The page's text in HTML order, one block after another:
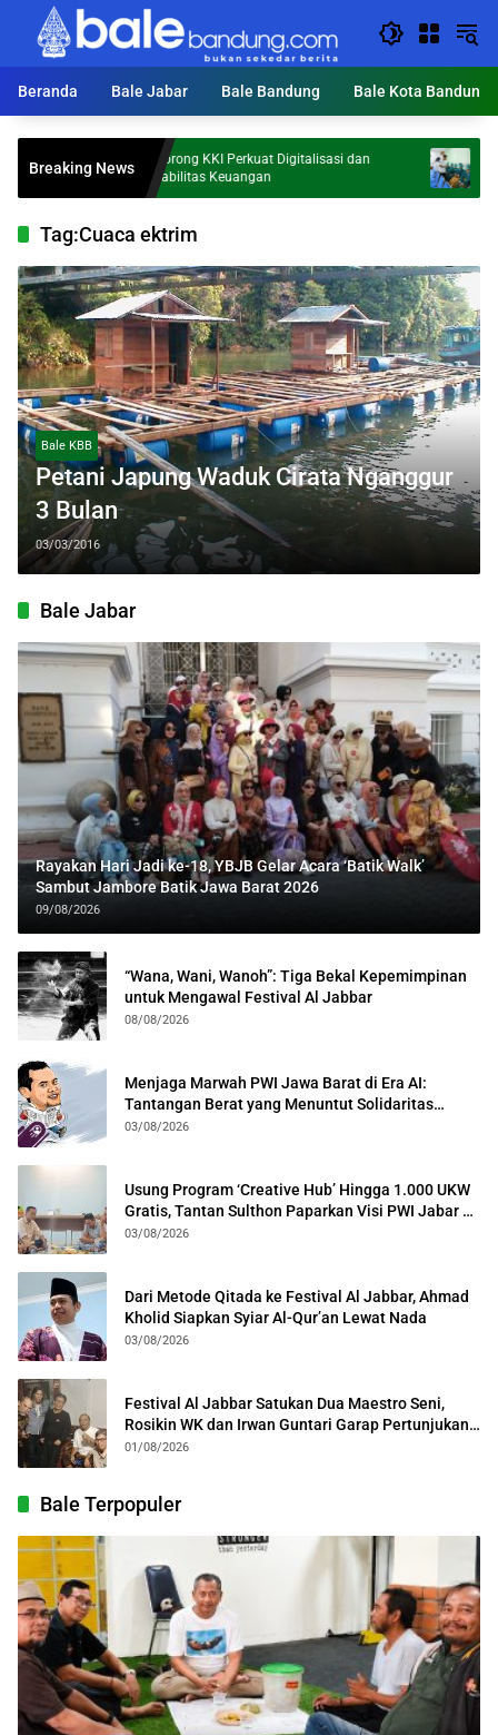
Langsung
konten
Beranda
Bale Jabar Bale Bandung Bale Kota Bandung
Breaking NewsKDS Dorong KKI Perkuat Digitalisasi dan
Akuntabilitas Keuangan
Tegas!
Pasien
Tag:Cuaca ektrim
Bale KBB
Petani Japung Waduk Cirata Nganggur
3 Bulan
03/03/2016
Bale Jabar
Rayakan Hari Jadi ke-18, YBJB Gelar Acara ‘Batik Walk’
Sambut Jambore Batik Jawa Barat 2026
09/08/2026
“Wana, Wani, Wanoh”: Tiga Bekal Kepemimpinan
untuk Mengawal Festival Al Jabbar
08/08/2026
Menjaga Marwah PWI Jawa Barat di Era AI:
Tantangan Berat yang Menuntut Solidaritas
Lintas Generasi
03/08/2026
Usung Program ‘Creative Hub’ Hingga 1.000 UKW
Gratis, Tantan Sulthon Paparkan Visi PWI Jabar di
Kota Bogor
03/08/2026
Dari Metode Qitada ke Festival Al Jabbar, Ahmad
Kholid Siapkan Syiar Al-Qur’an Lewat Nada
03/08/2026
Festival Al Jabbar Satukan Dua Maestro Seni,
Rosikin WK dan Irwan Guntari Garap Pertunjukan
Kolosal
01/08/2026
Bale Terpopuler